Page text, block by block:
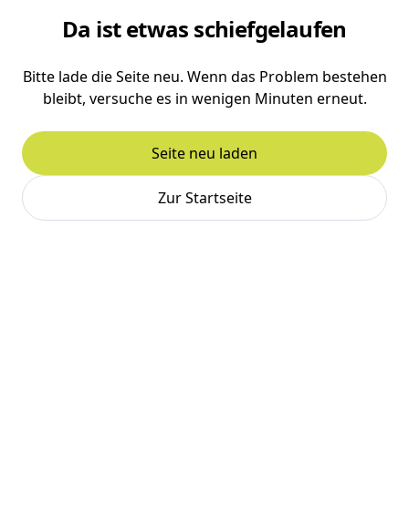
Da ist etwas schiefgelaufen
Bitte lade die Seite neu. Wenn das Problem bestehen
bleibt, versuche es in wenigen Minuten erneut.
Seite neu laden
Zur Startseite